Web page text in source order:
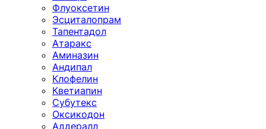
Флуоксетин
Эсциталопрам
Тапентадол
Атаракс
Аминазин
Андипал
Клофелин
Кветиапин
Субутекс
Оксикодон
Аддералл